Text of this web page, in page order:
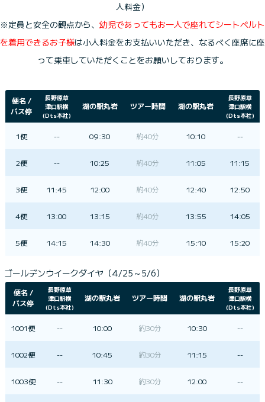
人料金）
※定員と安全の観点から、 幼児であってもお一人で座れてシートベルト
を着用できるお子様は小人料金をお支払いいただき、なるべく座席に座
って乗車していただくことをお願いしております。
便名 /
バス停
長野原草
津口駅横
(Dts本社)
湖の駅丸岩 ツアー時間 湖の駅丸岩
長野原草
津口駅横
(Dts本社)
1便 -- 09:30 約40分 10:10 --
2便 -- 10:25 約40分 11:05 11:15
3便 11:45 12:00 約40分 12:40 12:50
4便 13:00 13:15 約40分 13:55 14:05
5便 14:15 14:30 約40分 15:10 15:20
ゴールデンウイークダイヤ（4/25～5/6）
便名 /
バス停
長野原草
津口駅横
(Dts本社)
湖の駅丸岩 ツアー時間 湖の駅丸岩
長野原草
津口駅横
(Dts本社)
1001便 -- 10:00 約30分 10:30 --
1002便 -- 10:45 約30分 11:15 --
1003便 -- 11:30 約30分 12:00 --